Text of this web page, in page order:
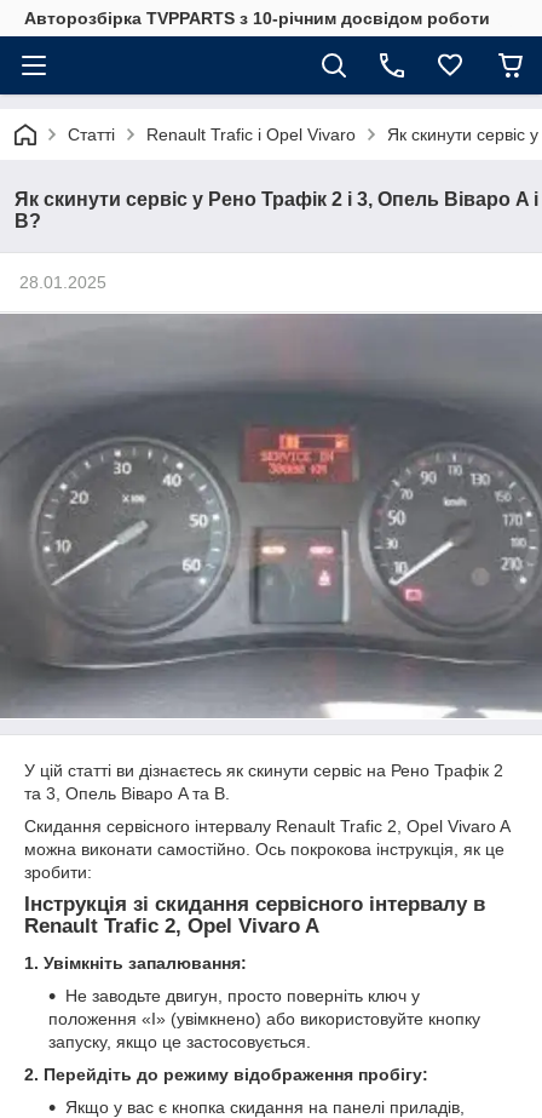
Авторозбірка TVPPARTS з 10-річним досвідом роботи
Статті Renault Trafic і Opel Vivaro Як скинути сервіс
Як скинути сервіс у Рено Трафік 2 і 3, Опель Віваро A і
B?
28.01.2025
У цій статті ви дізнаєтесь як скинути сервіс на Рено Трафік 2
та 3, Опель Віваро A та B.
Скидання сервісного інтервалу Renault Trafic 2, Opel Vivaro A
можна виконати самостійно. Ось покрокова інструкція, як це
зробити:
Інструкція зі скидання сервісного інтервалу в
Renault Trafic 2, Opel Vivaro A
1. Увімкніть запалювання:
Не заводьте двигун, просто поверніть ключ у
положення «I» (увімкнено) або використовуйте кнопку
запуску, якщо це застосовується.
2. Перейдіть до режиму відображення пробігу:
Якщо у вас є кнопка скидання на панелі приладів,